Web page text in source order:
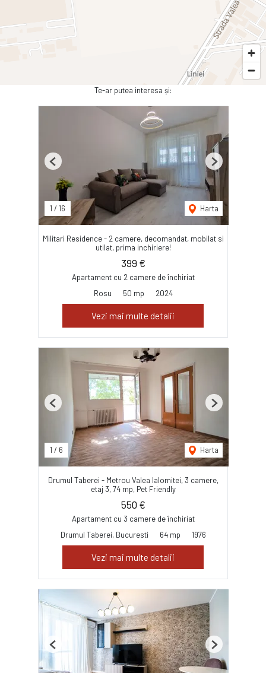
Te-ar putea interesa și:
1 / 16 Harta
Previous Next
Militari Residence - 2 camere, decomandat, mobilat si
utilat, prima inchiriere!
399 €
Apartament cu 2 camere de închiriat
Rosu
50 mp 2024
Vezi mai multe detalii
1 / 6 Harta
Previous Next
Drumul Taberei - Metrou Valea Ialomitei, 3 camere,
etaj 3, 74 mp, Pet Friendly
550 €
Apartament cu 3 camere de închiriat
Drumul Taberei, Bucuresti
64 mp 1976
Vezi mai multe detalii
Previous Next